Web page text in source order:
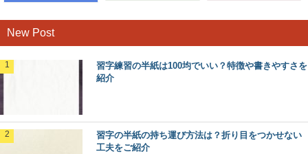
New Post
習字練習の半紙は100均でいい？特徴や書きやすさを
紹介
習字の半紙の持ち運び方法は？折り目をつかせない
工夫をご紹介